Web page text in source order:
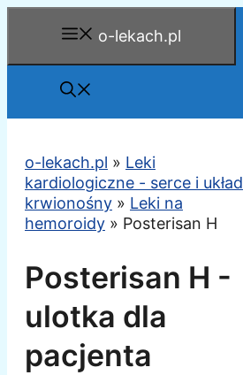
o-lekach.pl
o-lekach.pl » Leki
kardiologiczne - serce i układ
krwionośny » Leki na
hemoroidy » Posterisan H
Posterisan H -
ulotka dla
pacjenta